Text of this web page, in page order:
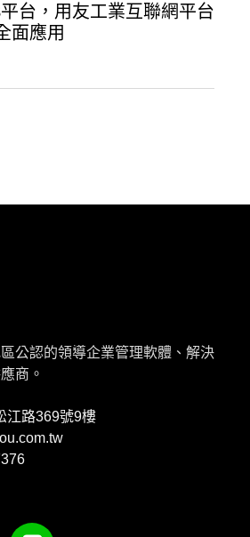
台，用友工業互聯網平台
面應用
公認的領導企業管理軟體、解決
商。
江路369號9樓